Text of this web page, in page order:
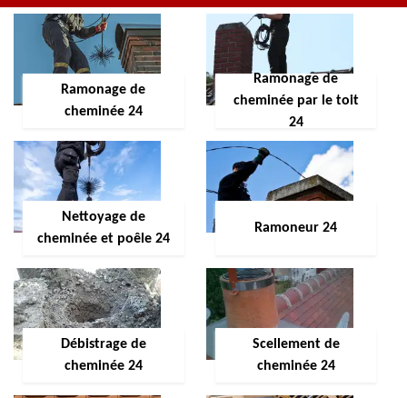
Ramonage de
cheminée 24
Ramonage de
cheminée par le toit
24
Nettoyage de
cheminée et poêle 24
Ramoneur 24
Débistrage de
cheminée 24
Scellement de
cheminée 24